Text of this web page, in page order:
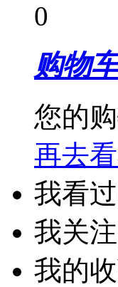
0
购物
您的
再去
我看
我关
我的